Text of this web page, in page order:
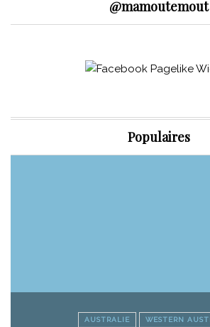
@mamoutemout
Populaires
AUSTRALIE WESTERN